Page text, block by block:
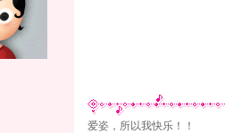
爱姿，所以我快乐！！